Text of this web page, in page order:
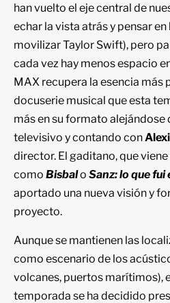
han vuelto el eje central de
echar la vista atrás y pensar
movilizar Taylor Swift), pero
cada vez hay menos espacio
MAX recupera la esencia más
docuserie musical que esta
más en su formato alejándose
televisivo y contando con
director. El gaditano, que
como Bisbalo Sanz: lo que fui
aportado una nueva visión y
proyecto.
Aunque se mantienen las
como escenario de los
volcanes, puertos marítimos),
temporada se ha decidido